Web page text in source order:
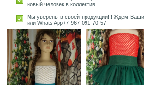
новый человек в коллектив
Мы уверены в своей продукции!!! Ждем
или Whats App+7-967-091-70-57